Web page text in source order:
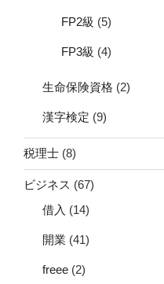
FP2級 (5)
FP3級 (4)
生命保険資格 (2)
漢字検定 (9)
税理士 (8)
ビジネス (67)
借入 (14)
開業 (41)
freee (2)